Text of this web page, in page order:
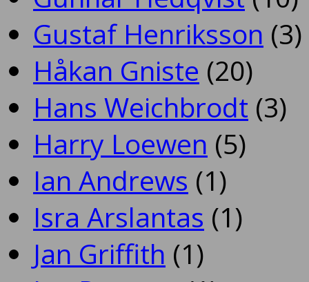
Gustaf Henriksson (3)
Håkan Gniste (20)
Hans Weichbrodt (3)
Harry Loewen (5)
Ian Andrews (1)
Isra Arslantas (1)
Jan Griffith (1)